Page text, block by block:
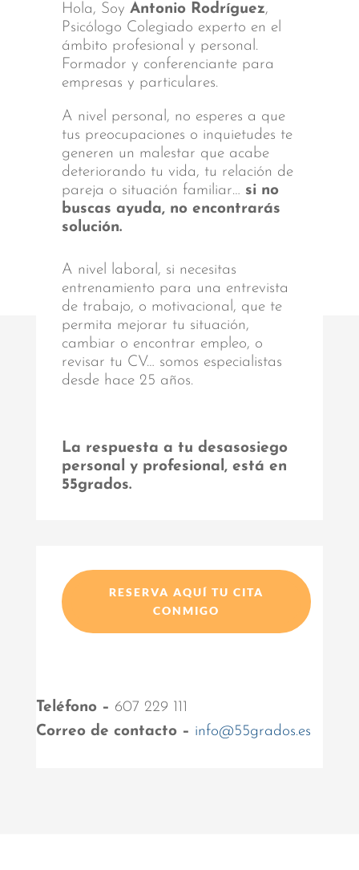
Hola, Soy Antonio Rodríguez,
Psicólogo Colegiado experto en el
ámbito profesional y personal.
Formador y conferenciante para
empresas y particulares.
A nivel personal, no esperes a que
tus preocupaciones o inquietudes te
generen un malestar que acabe
deteriorando tu vida, tu relación de
pareja o situación familiar… si no
buscas ayuda, no encontrarás
solución.
A nivel laboral, si necesitas
entrenamiento para una entrevista
de trabajo, o motivacional, que te
permita mejorar tu situación,
cambiar o encontrar empleo, o
revisar tu CV… somos especialistas
desde hace 25 años.
La respuesta a tu desasosiego
personal y profesional, está en
55grados.
RESERVA AQUÍ TU CITA
CONMIGO
Teléfono – 607 229 111
Correo de contacto – info@55grados.es